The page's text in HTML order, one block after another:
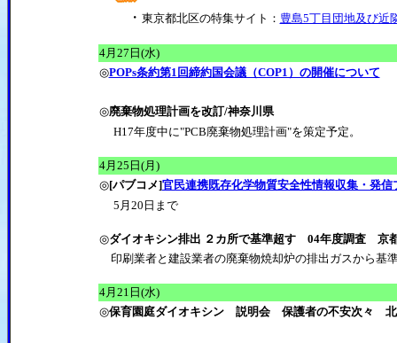
・ 東京都北区の特集サイト： 豊島5丁目団地及び近
4月27日(水)
◎POPs条約第1回締約国会議（COP1）の開催について
◎廃棄物処理計画を改訂/神奈川県
H17年度中に"PCB廃棄物処理計画"を策定予定。
4月25日(月)
◎[パブコメ]官民連携既存化学物質安全性情報収集・発
5月20日まで
◎ダイオキシン排出 ２カ所で基準超す 04年度調査 京
印刷業者と建設業者の廃棄物焼却炉の排出ガスから基
4月21日(水)
◎保育園庭ダイオキシン 説明会 保護者の不安次々 北